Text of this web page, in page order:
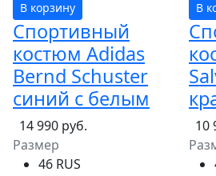
В корзину В
Спортивный
костюм Adidas
Bernd Schuster
синий с белым
14 990 руб.
Размер
46 RUS
10